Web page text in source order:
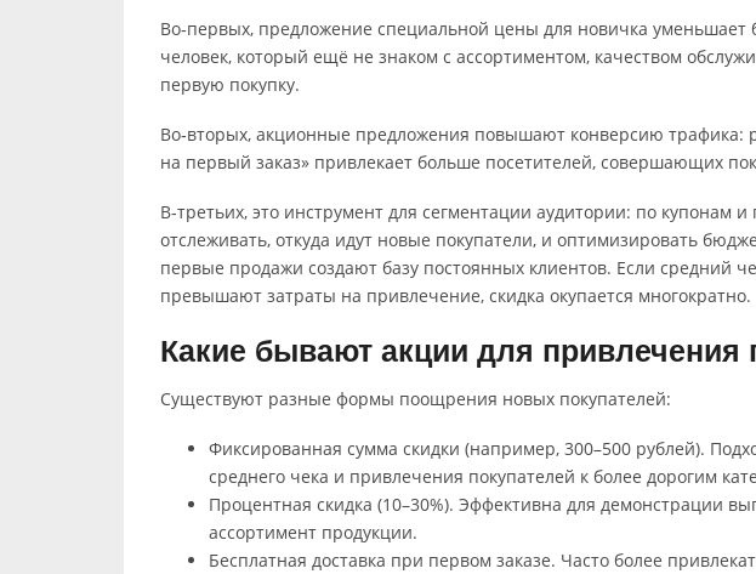
Во‑первых, предложение специальной цены для новичка
человек, который ещё не знаком с ассортиментом, качеством
первую покупку.
Во‑вторых, акционные предложения повышают конверсию трафика:
на первый заказ» привлекает больше посетителей, совершающих
В‑третьих, это инструмент для сегментации аудитории: по купонам
отслеживать, откуда идут новые покупатели, и оптимизировать
первые продажи создают базу постоянных клиентов. Если средний
превышают затраты на привлечение, скидка окупается многократно.
Какие бывают акции для привлечения
Существуют разные формы поощрения новых покупателей:
Фиксированная сумма скидки (например, 300–500 рублей).
среднего чека и привлечения покупателей к более дорогим
Процентная скидка (10–30%). Эффективна для демонстрации
ассортимент продукции.
Бесплатная доставка при первом заказе. Часто более